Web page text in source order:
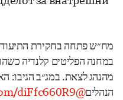
מח״ש פתחה בחקירת
במחנה הפליטים קלנדיה
מהנהג לצאת. במג״ב הגיבו:
הנהלים@GLZRadio
diFfc660R9